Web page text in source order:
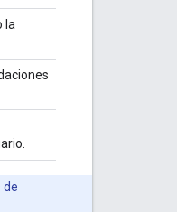
la
de